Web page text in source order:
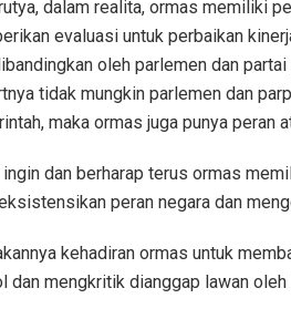
dalam realita, ormas memiliki
evaluasi untuk perbaikan
oleh parlemen dan
tidak mungkin parlemen dan
maka ormas juga punya peran
ingin dan berharap terus ormas
peran negara dan
kehadiran ormas untuk
dan mengkritik dianggap lawan oleh